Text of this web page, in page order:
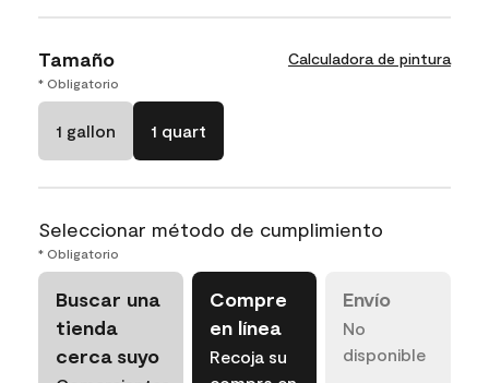
Tamaño Calculadora de pintura
* Obligatorio
1 gallon 1 quart
Seleccionar método de cumplimiento
* Obligatorio
Buscar una
tienda
cerca suyo
Compre
en línea
Recoja su
Envío
No
disponible